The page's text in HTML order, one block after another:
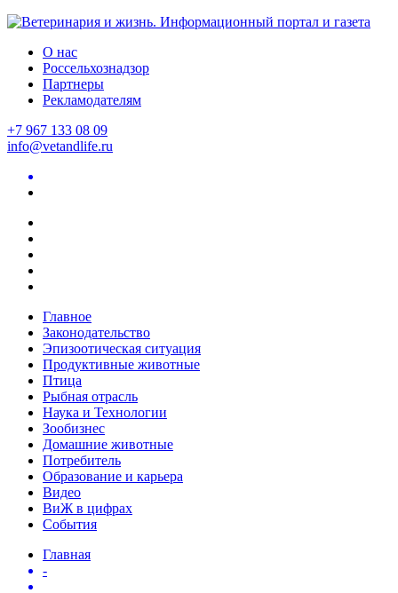
О нас
Россельхознадзор
Партнеры
Рекламодателям
+7 967 133 08 09
info@vetandlife.ru
Главное
Законодательство
Эпизоотическая ситуация
Продуктивные животные
Птица
Рыбная отрасль
Наука и Технологии
Зообизнес
Домашние животные
Потребитель
Образование и карьера
Видео
ВиЖ в цифрах
События
Главная
-